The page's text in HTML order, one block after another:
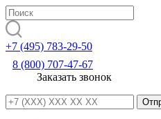
+7 (495) 783-29-50
8 (800) 707-47-67
Заказать звонок